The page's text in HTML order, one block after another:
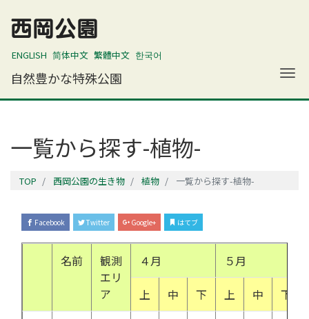
西岡公園
ENGLISH 简体中文 繁體中文 한국어
自然豊かな特殊公園 ナ
一覧から探す-植物-
TOP 西岡公園の生き物 植物 一覧から探す-植物-
Facebook Twitter Google+ はてブ
名前
観測
エリ
ア
４月 ５月
上 中 下 上 中 下